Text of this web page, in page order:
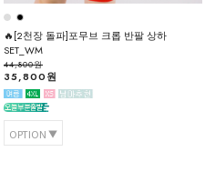
🔥[2천장 돌파]포무브 크롭 반팔 상하
SET_WM
44,800원
35,800원
OPTION